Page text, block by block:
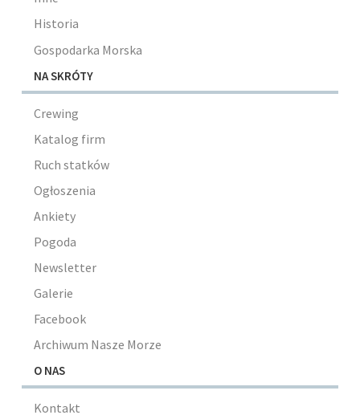
Historia
Gospodarka Morska
NA SKRÓTY
Crewing
Katalog firm
Ruch statków
Ogłoszenia
Ankiety
Pogoda
Newsletter
Galerie
Facebook
Archiwum Nasze Morze
O NAS
Kontakt